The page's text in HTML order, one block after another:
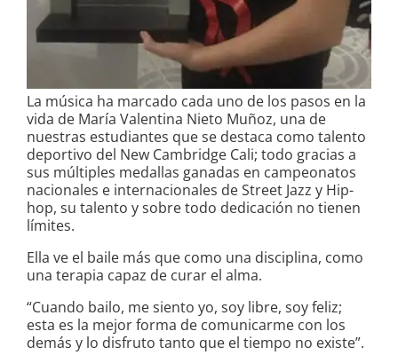
La música ha marcado cada uno de los pasos en la
vida de María Valentina Nieto Muñoz, una de
nuestras estudiantes que se destaca como talento
deportivo del New Cambridge Cali; todo gracias a
sus múltiples medallas ganadas en campeonatos
nacionales e internacionales de Street Jazz y Hip-
hop, su talento y sobre todo dedicación no tienen
límites.
Ella ve el baile más que como una disciplina, como
una terapia capaz de curar el alma.
“Cuando bailo, me siento yo, soy libre, soy feliz;
esta es la mejor forma de comunicarme con los
demás y lo disfruto tanto que el tiempo no existe”.